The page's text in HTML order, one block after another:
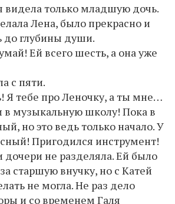
видела только младшую дочь.
Лена, было прекрасно и
до глубины души.
Ей всего шесть, а она уже
с пяти.
Я тебе про Леночку, а ты мне…
в музыкальную школу! Пока в
но это ведь только начало. У
Пригодился инструмент!
дочери не разделяла. Ей было
старшую внучку, но с Катей
не могла. Не раз дело
и со временем Галя